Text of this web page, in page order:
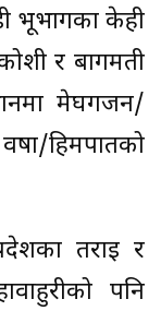
भूभागका केही
र बागमती
मेघगर्जन/
हिमपातको
तराई र
पनि